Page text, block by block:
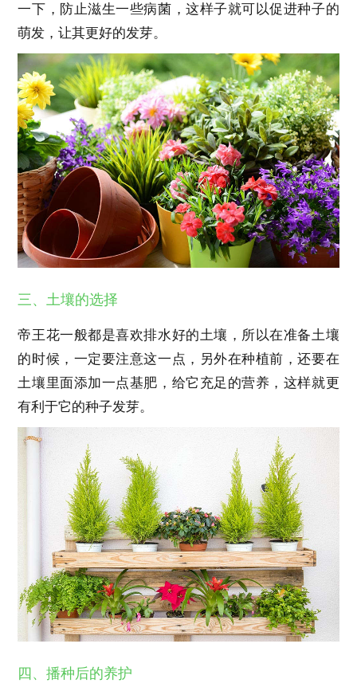
一下，防止滋生一些病菌，这样子就可以促进种子的
萌发，让其更好的发芽。
三、土壤的选择
帝王花一般都是喜欢排水好的土壤，所以在准备土壤
的时候，一定要注意这一点，另外在种植前，还要在
土壤里面添加一点基肥，给它充足的营养，这样就更
有利于它的种子发芽。
四、播种后的养护